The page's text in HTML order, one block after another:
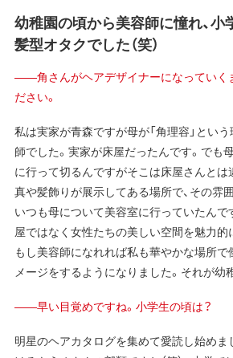
幼稚園の頃から美容師に憧れ、
髪型オタクでした（笑）
——角さんがヘアデザイナーになっていく
ださい。
私は実家が青森ですが母が「角理容」とい
師でした。実家が床屋だったんです。でも
に行って切るんですがそこは床屋さんと
真や髪飾りが展示してある場所で、その雰
いつも母について美容室に行っていたんで
屋ではなく女性たちの美しい空間を魅力的
もし美容師になれれば私も華やかな場所で
メージをするようになりました。それが幼
——早い目覚めですね。小学生の頃は？
明星のヘアカタログを集めて愛読し始めま